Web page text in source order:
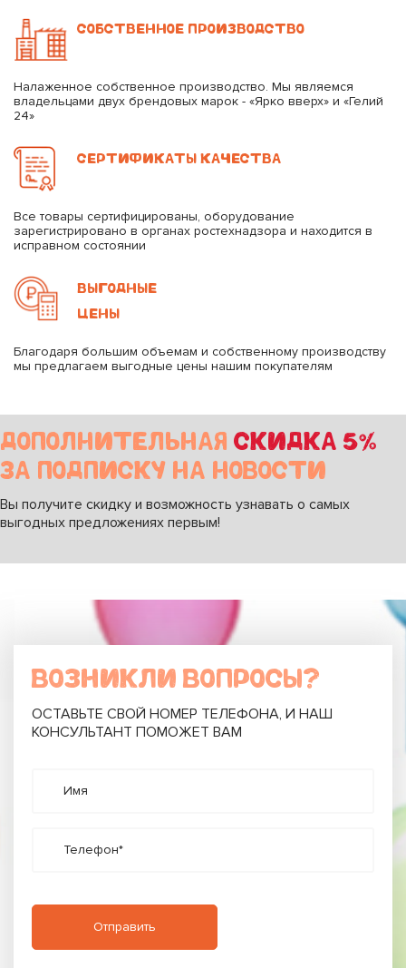
СОБСТВЕННОЕ ПРОИЗВОДСТВО
Налаженное собственное производство. Мы являемся
владельцами двух брендовых марок - «Ярко вверх» и «Гелий
24»
СЕРТИФИКАТЫ КАЧЕСТВА
Все товары сертифицированы, оборудование
зарегистрировано в органах ростехнадзора и находится в
исправном состоянии
ВЫГОДНЫЕ
ЦЕНЫ
Благодаря большим объемам и собственному производству
мы предлагаем выгодные цены нашим покупателям
ДОПОЛНИТЕЛЬНАЯ СКИДКА 5%
ЗА ПОДПИСКУ НА НОВОСТИ
Вы получите скидку и возможность узнавать о самых
выгодных предложениях первым!
ВОЗНИКЛИ ВОПРОСЫ?
ОСТАВЬТЕ СВОЙ НОМЕР ТЕЛЕФОНА, И НАШ
КОНСУЛЬТАНТ ПОМОЖЕТ ВАМ
Имя
Телефон*